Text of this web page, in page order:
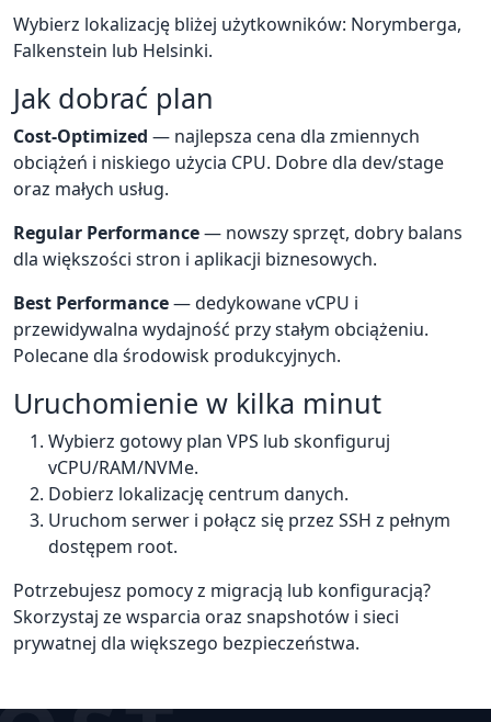
Wybierz lokalizację bliżej użytkowników: Norymberga,
Falkenstein lub Helsinki.
Jak dobrać plan
Cost-Optimized — najlepsza cena dla zmiennych
obciążeń i niskiego użycia CPU. Dobre dla dev/stage
oraz małych usług.
Regular Performance— nowszy sprzęt, dobry balans
dla większości stron i aplikacji biznesowych.
Best Performance— dedykowane vCPU i
przewidywalna wydajność przy stałym obciążeniu.
Polecane dla środowisk produkcyjnych.
Uruchomienie w kilka minut
Wybierz gotowy plan VPS lub skonfiguruj
vCPU/RAM/NVMe.
Dobierz lokalizację centrum danych.
Uruchom serwer i połącz się przez SSH z pełnym
dostępem root.
Potrzebujesz pomocy z migracją lub konfiguracją?
Skorzystaj ze wsparcia oraz snapshotów i sieci
prywatnej dla większego bezpieczeństwa.